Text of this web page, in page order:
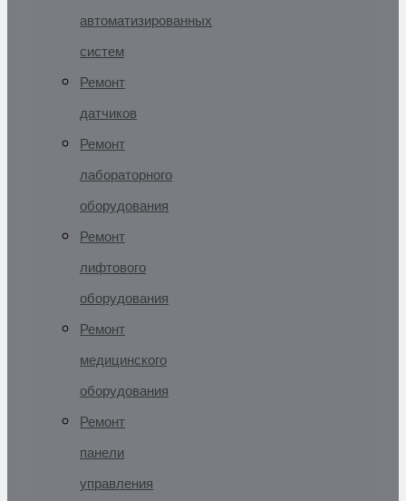
автоматизированных
систем
Ремонт
датчиков
Ремонт
лабораторного
оборудования
Ремонт
лифтового
оборудования
Ремонт
медицинского
оборудования
Ремонт
панели
управления